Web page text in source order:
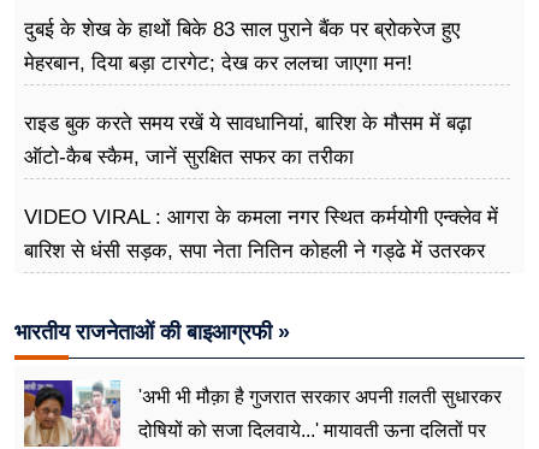
दुबई के शेख के हाथों बिके 83 साल पुराने बैंक पर ब्रोकरेज हुए
मेहरबान, दिया बड़ा टारगेट; देख कर ललचा जाएगा मन!
राइड बुक करते समय रखें ये सावधानियां, बारिश के मौसम में बढ़ा
ऑटो-कैब स्कैम, जानें सुरक्षित सफर का तरीका
VIDEO VIRAL : आगरा के कमला नगर स्थित कर्मयोगी एन्क्लेव में
बारिश से धंसी सड़क, सपा नेता नितिन कोहली ने गड्ढे में उतरकर
भारतीय राजनेताओं की बाइआग्रफी »
'अभी भी मौक़ा है गुजरात सरकार अपनी ग़लती सुधारकर
दोषियों को सजा दिलवाये...' मायावती ऊना दलितों पर